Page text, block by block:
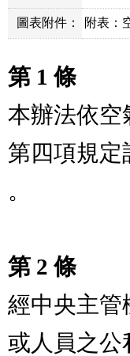
圖表附件： 附表：
第 1 條
本辦法依空
第四項規定
。
第 2 條
經中央主管
或人員之公